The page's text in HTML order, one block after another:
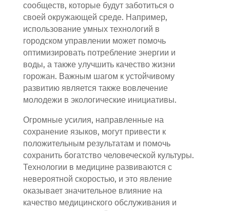
сообществ, которые будут заботиться о
своей окружающей среде. Например,
использование умных технологий в
городском управлении может помочь
оптимизировать потребление энергии и
воды, а также улучшить качество жизни
горожан. Важным шагом к устойчивому
развитию является также вовлечение
молодежи в экологические инициативы.
Огромные усилия, направленные на
сохранение языков, могут привести к
положительным результатам и помочь
сохранить богатство человеческой культуры.
Технологии в медицине развиваются с
невероятной скоростью, и это явление
оказывает значительное влияние на
качество медицинского обслуживания и